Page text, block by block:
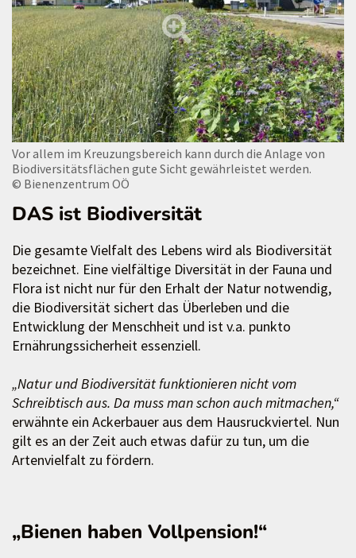
Vor allem im Kreuzungsbereich kann durch die Anlage von
Biodiversitätsflächen gute Sicht gewährleistet werden.
© Bienenzentrum OÖ
DAS ist Biodiversität
Die gesamte Vielfalt des Lebens wird als Biodiversität
bezeichnet. Eine vielfältige Diversität in der Fauna und
Flora ist nicht nur für den Erhalt der Natur notwendig,
die Biodiversität sichert das Überleben und die
Entwicklung der Menschheit und ist v.a. punkto
Ernährungssicherheit essenziell.
„Natur und Biodiversität funktionieren nicht vom
Schreibtisch aus. Da muss man schon auch mitmachen,“
erwähnte ein Ackerbauer aus dem Hausruckviertel. Nun
gilt es an der Zeit auch etwas dafür zu tun, um die
Artenvielfalt zu fördern.
„Bienen haben Vollpension!“